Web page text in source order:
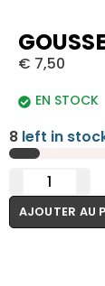
€ 7,50
EN STOCK
8 left in
AJOUTER AU